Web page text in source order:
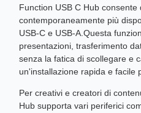
Function USB C Hub consente
contemporaneamente più
USB-C e USB-A.Questa
presentazioni, trasferimento
senza la fatica di scollegare e
un'installazione rapida e facile
Per creativi e creatori di
Hub supporta vari periferici